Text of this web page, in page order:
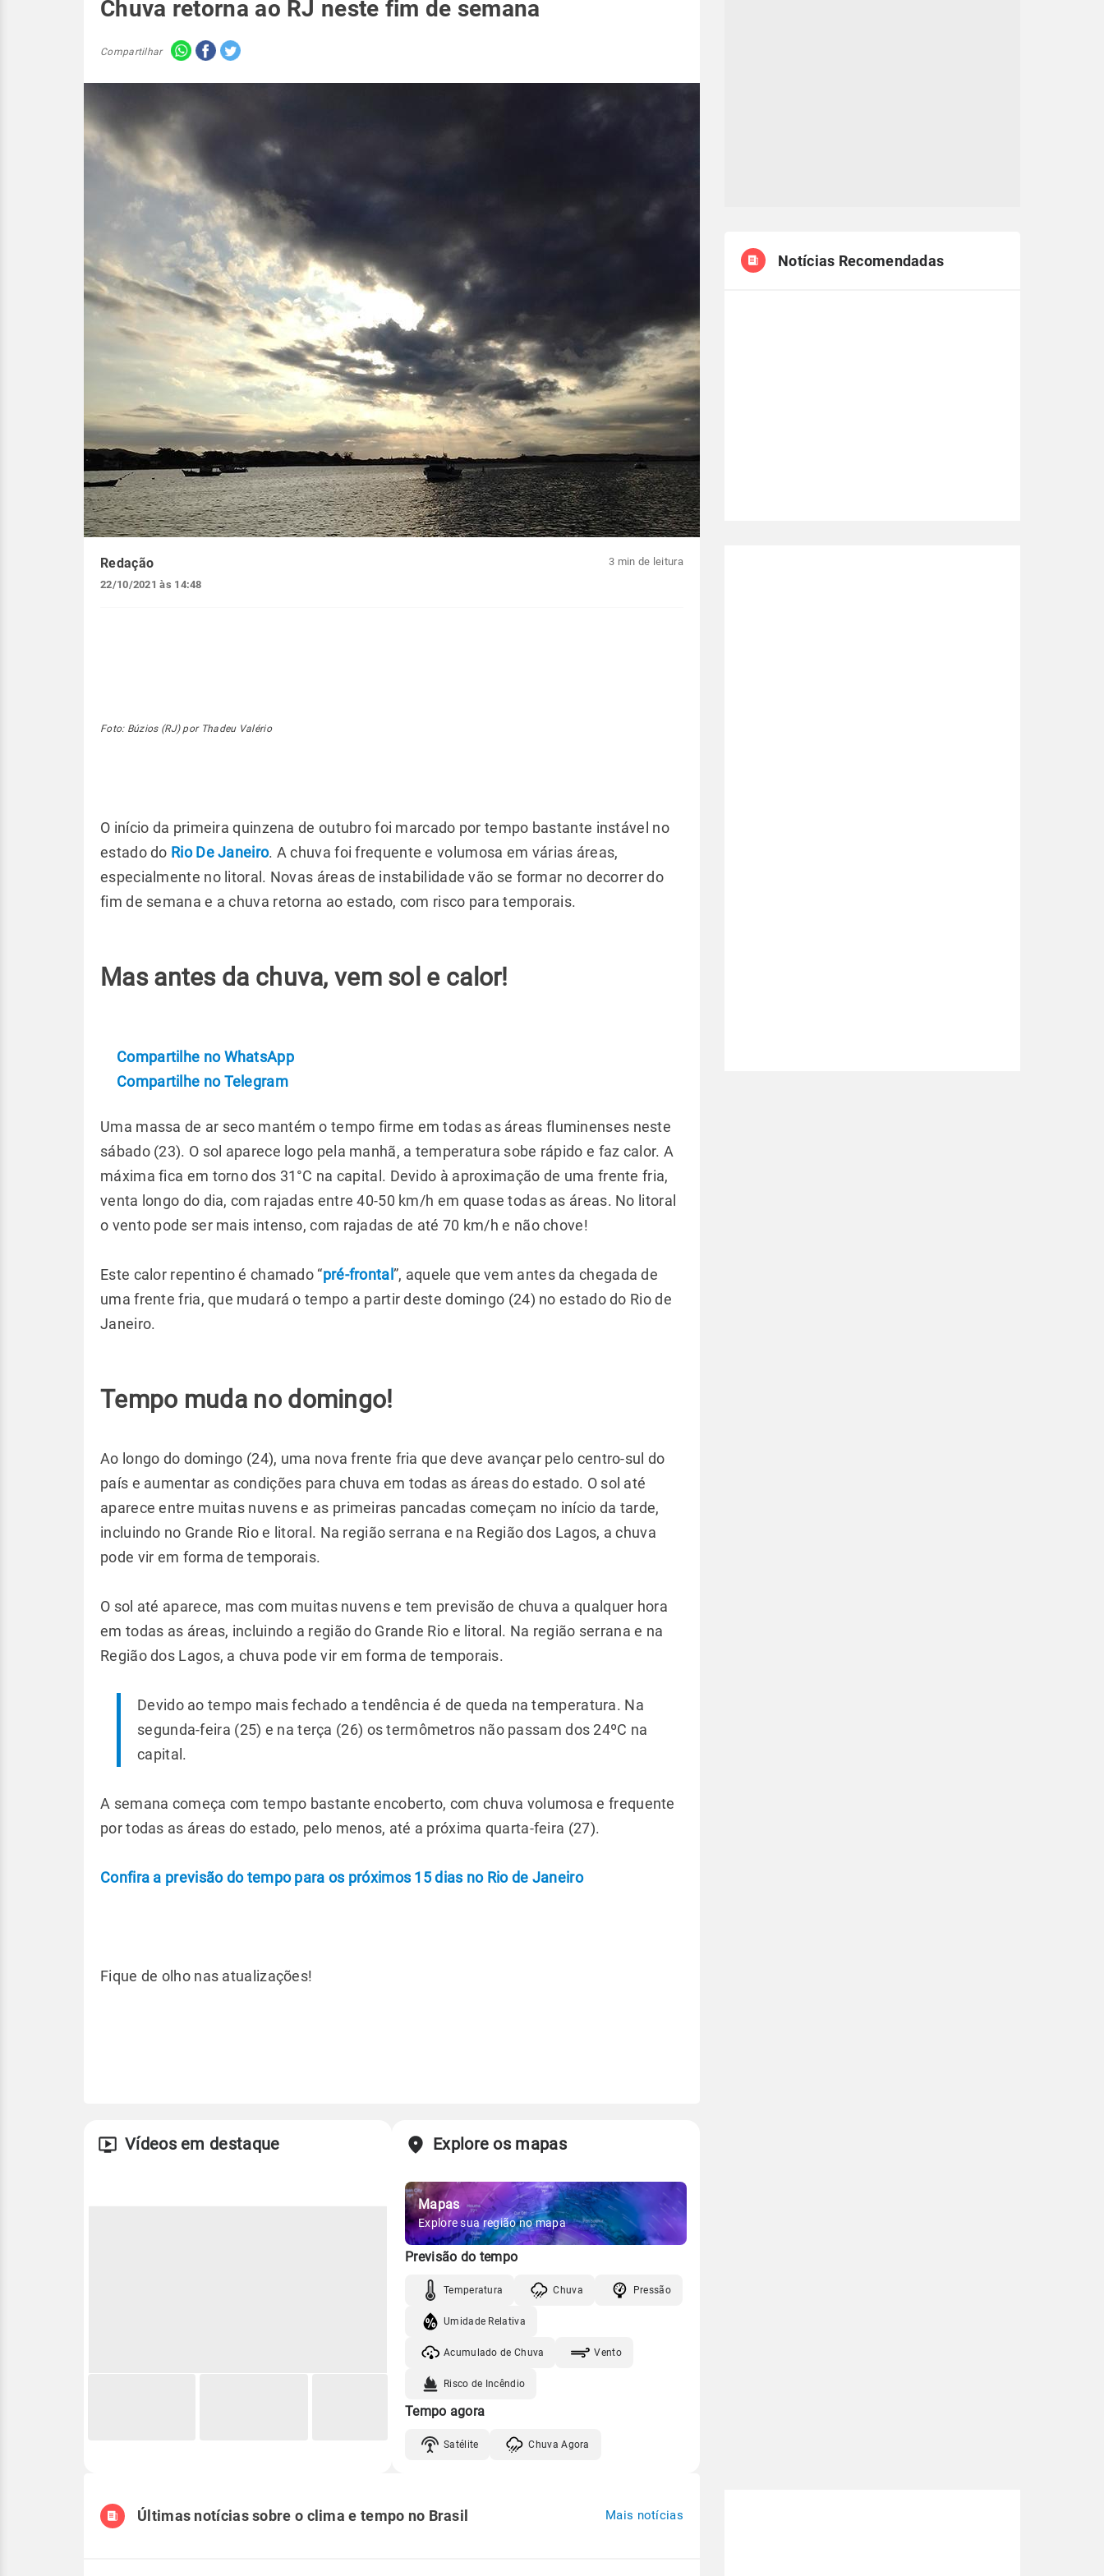
Chuva retorna ao RJ neste fim de semana
Compartilhar
Redação
22/10/2021 às 14:48
3 min de leitura
Foto: Búzios (RJ) por Thadeu Valério
O início da primeira quinzena de outubro foi marcado por tempo bastante instável no
estado do Rio De Janeiro. A chuva foi frequente e volumosa em várias áreas,
especialmente no litoral. Novas áreas de instabilidade vão se formar no decorrer do
fim de semana e a chuva retorna ao estado, com risco para temporais.
Mas antes da chuva, vem sol e calor!
Compartilhe no WhatsApp
Compartilhe no Telegram
Uma massa de ar seco mantém o tempo firme em todas as áreas fluminenses neste
sábado (23). O sol aparece logo pela manhã, a temperatura sobe rápido e faz calor. A
máxima fica em torno dos 31°C na capital. Devido à aproximação de uma frente fria,
venta longo do dia, com rajadas entre 40-50 km/h em quase todas as áreas. No litoral
o vento pode ser mais intenso, com rajadas de até 70 km/h e não chove!
Este calor repentino é chamado “pré-frontal ”, aquele que vem antes da chegada de
uma frente fria, que mudará o tempo a partir deste domingo (24) no estado do Rio de
Janeiro.
Tempo muda no domingo!
Ao longo do domingo (24), uma nova frente fria que deve avançar pelo centro-sul do
país e aumentar as condições para chuva em todas as áreas do estado. O sol até
aparece entre muitas nuvens e as primeiras pancadas começam no início da tarde,
incluindo no Grande Rio e litoral. Na região serrana e na Região dos Lagos, a chuva
pode vir em forma de temporais.
O sol até aparece, mas com muitas nuvens e tem previsão de chuva a qualquer hora
em todas as áreas, incluindo a região do Grande Rio e litoral. Na região serrana e na
Região dos Lagos, a chuva pode vir em forma de temporais.
Devido ao tempo mais fechado a tendência é de queda na temperatura. Na
segunda-feira (25) e na terça (26) os termômetros não passam dos 24ºC na
capital.
A semana começa com tempo bastante encoberto, com chuva volumosa e frequente
por todas as áreas do estado, pelo menos, até a próxima quarta-feira (27).
Confira a previsão do tempo para os próximos 15 dias no Rio de Janeiro
Fique de olho nas atualizações!
Vídeos em destaque Explore os mapas
Mapas
Explore sua região no mapa
Previsão do tempo
Temperatura Chuva Pressão
Umidade Relativa
Acumulado de Chuva Vento
Risco de Incêndio
Tempo agora
Satélite Chuva Agora
Notícias Recomendadas
Últimas notícias sobre o clima e tempo no Brasil Mais notícias